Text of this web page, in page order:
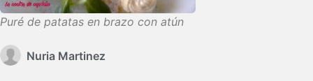
Puré de patatas en brazo con atún
Nuria Martinez